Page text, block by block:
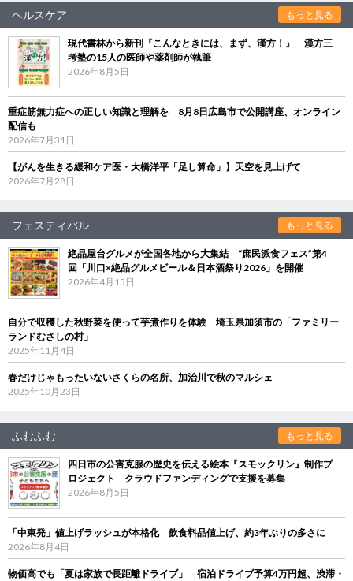
ヘルスケア もっと見る
現代書林から新刊『こんなときには、まず、漢方！』 漢方三
考塾の15人の医師や薬剤師が執筆
2026年8月5日
重症筋無力症への正しい知識と理解を 8月8日広島市で公開講座、オンライン
配信も
2026年7月31日
【がんを生きる緩和ケア医・大橋洋平「足し算命」】天空を見上げて
2026年7月28日
フェスティバル もっと見る
絶品屋台グルメが全国各地から大集結 “庶民派食フェス”第4
回「川口×絶品グルメビール＆日本酒祭り2026」を開催
2026年4月15日
自分で収穫した秋野菜を使って芋煮作りを体験 埼玉県加須市の「ファミリー
ランドむさしの村」
2025年11月4日
春だけじゃもったいないさくらの名所、加治川で秋のマルシェ
2025年10月23日
ふむふむ もっと見る
四日市の公害克服の歴史を伝える絵本『スモックリン』制作プ
ロジェクト クラウドファンディングで支援を募集
2026年8月5日
「中東発」値上げラッシュが本格化 飲食料品値上げ、約3年ぶりの多さに
2026年8月4日
物価高でも「夏は家族で長距離ドライブ」 宿泊ドライブ予算4万円超、渋滞・